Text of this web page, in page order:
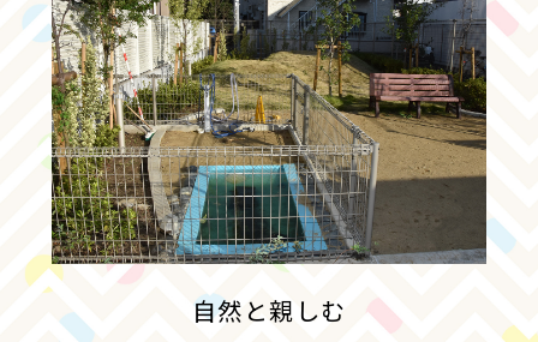
自然と親しむ